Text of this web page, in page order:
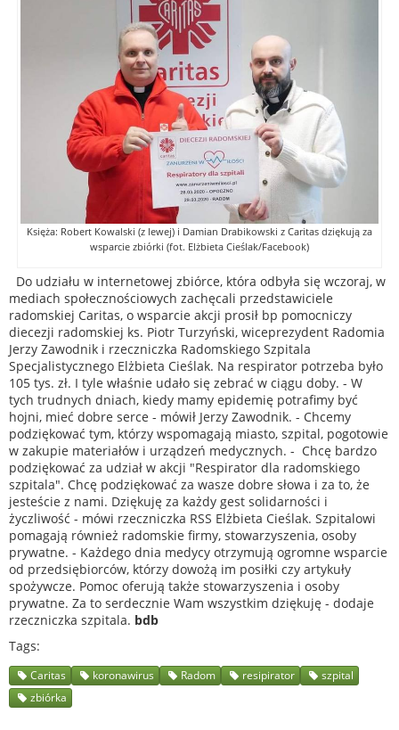
Księża: Robert Kowalski (z lewej) i Damian Drabikowski z Caritas dziękują za
wsparcie zbiórki (fot. Elżbieta Cieślak/Facebook)
Do udziału w internetowej zbiórce, która odbyła się wczoraj, w
mediach społecznościowych zachęcali przedstawiciele
radomskiej Caritas, o wsparcie akcji prosił bp pomocniczy
diecezji radomskiej ks. Piotr Turzyński, wiceprezydent Radomia
Jerzy Zawodnik i rzeczniczka Radomskiego Szpitala
Specjalistycznego Elżbieta Cieślak. Na respirator potrzeba było
105 tys. zł. I tyle właśnie udało się zebrać w ciągu doby. - W
tych trudnych dniach, kiedy mamy epidemię potrafimy być
hojni, mieć dobre serce - mówił Jerzy Zawodnik. - Chcemy
podziękować tym, którzy wspomagają miasto, szpital, pogotowie
w zakupie materiałów i urządzeń medycznych. - Chcę bardzo
podziękować za udział w akcji "Respirator dla radomskiego
szpitala". Chcę podziękować za wasze dobre słowa i za to, że
jesteście z nami. Dziękuję za każdy gest solidarności i
życzliwość - mówi rzeczniczka RSS Elżbieta Cieślak. Szpitalowi
pomagają również radomskie firmy, stowarzyszenia, osoby
prywatne. - Każdego dnia medycy otrzymują ogromne wsparcie
od przedsiębiorców, którzy dowożą im posiłki czy artykuły
spożywcze. Pomoc oferują także stowarzyszenia i osoby
prywatne. Za to serdecznie Wam wszystkim dziękuję - dodaje
rzeczniczka szpitala. bdb
Tags
Caritas koronawirus Radom resipirator
szpital
zbiórka